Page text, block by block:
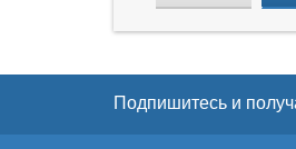
Подпишитесь и